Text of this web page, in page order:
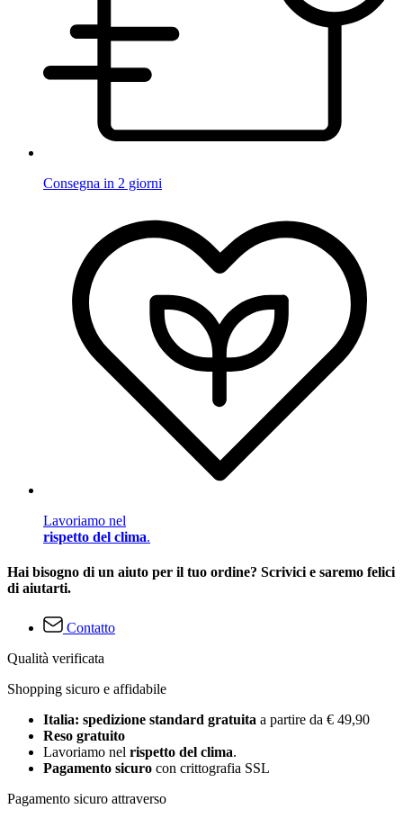
Consegna in 2 giorni
Lavoriamo nel
rispetto del clima.
Hai bisogno di un aiuto per il tuo ordine? Scrivici e saremo felici
di aiutarti.
Contatto
Qualità verificata
Shopping sicuro e affidabile
Italia: spedizione standard gratuita a partire da € 49,90
Reso gratuito
Lavoriamo nel rispetto del clima.
Pagamento sicuro con crittografia SSL
Pagamento sicuro attraverso